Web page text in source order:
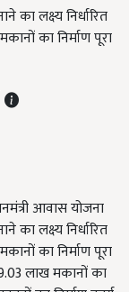
का लक्ष्य निर्धारित
का निर्माण पूरा
आवास योजना
का लक्ष्य निर्धारित
का निर्माण पूरा
लाख मकानों का